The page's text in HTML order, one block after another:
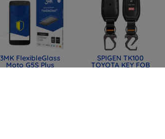
3MK FlexibleGlass
Moto G5S Plus
SPIGEN TK100
TOYOTA KEY FOB